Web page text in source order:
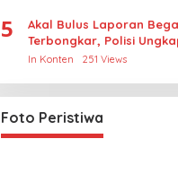
5
Akal Bulus Laporan
Terbongkar, Polisi
Uang Perusahaan untuk
In Konten 251 Views
Foto Peristiwa
Gabungan dan
Senjata Khusus TNI
In Foto Peristiwa |